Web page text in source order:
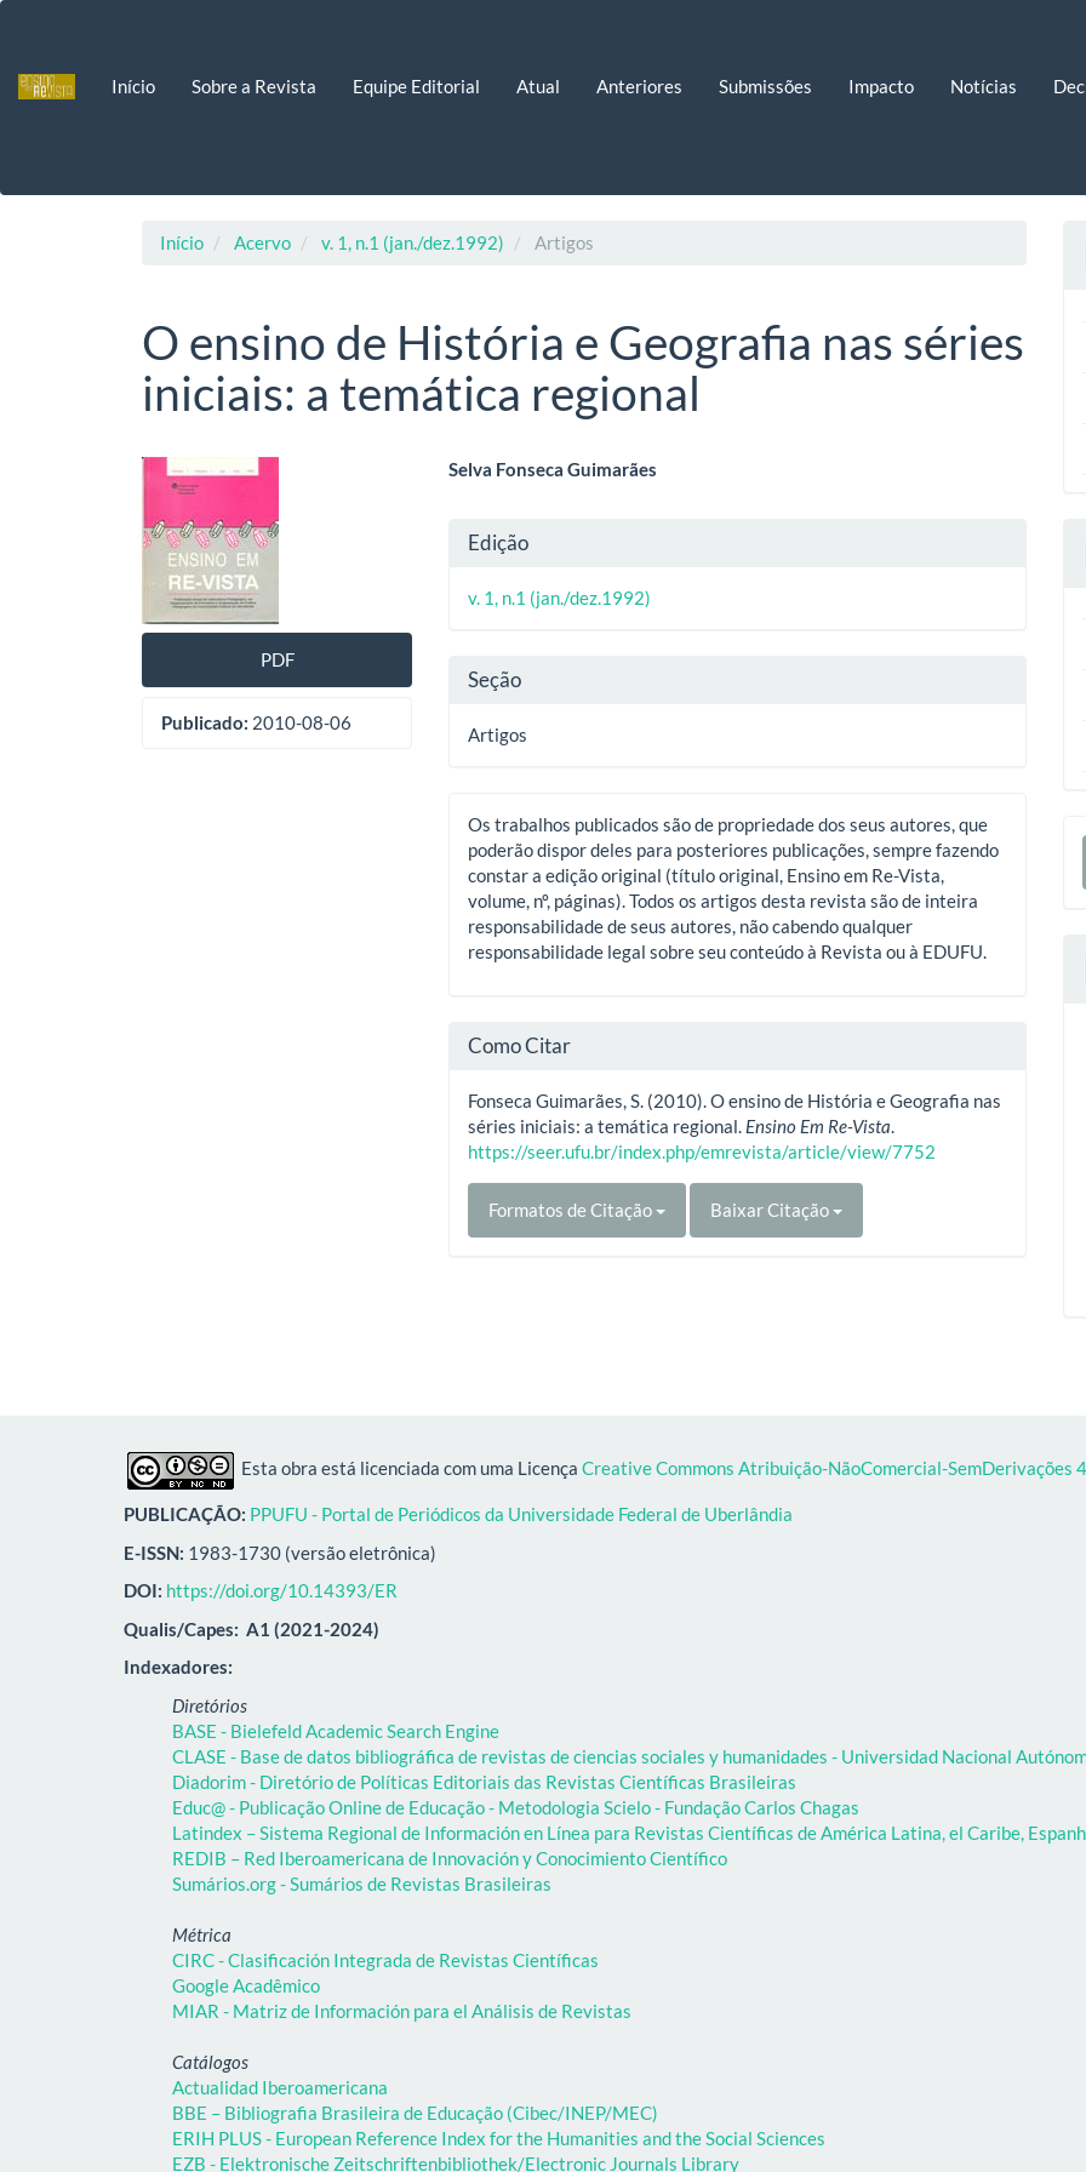
principalInício Sobre a Revista Equipe Editorial Atual Anteriores Submissões Impacto Notícias
Início Acervo v. 1, n.1 (jan./dez.1992) Artigos
O ensino de História e Geografia nas séries
iniciais: a temática regional
Barra
lateral
de
artigos
PDF
Publicado: 2010-08-06
Conteúdo
artigo
principal
Selva Fonseca Guimarães
Detalhes
do
artigo
Edição
v. 1, n.1 (jan./dez.1992)
Seção
Artigos
Os trabalhos publicados são de propriedade dos seus autores, que
poderão dispor deles para posteriores publicações, sempre fazendo
constar a edição original (título original, Ensino em Re-Vista,
volume, nº, páginas). Todos os artigos desta revista são de inteira
responsabilidade de seus autores, não cabendo qualquer
responsabilidade legal sobre seu conteúdo à Revista ou à EDUFU.
Como Citar
Fonseca Guimarães, S. (2010). O ensino de História e Geografia nas
séries iniciais: a temática regional. Ensino Em Re-Vista.
https://seer.ufu.br/index.php/emrevista/article/view/7752
Formatos de Citação Baixar Citação
Esta obra está licenciada com uma Licença Creative Commons Atribuição-NãoComercial-SemDerivações
PUBLICAÇÃO: PPUFU - Portal de Periódicos da Universidade Federal de Uberlândia
E-ISSN: 1983-1730 (versão eletrônica)
DOI: https://doi.org/10.14393/ER
Qualis/Capes: A1 (2021-2024)
Indexadores:
Diretórios
BASE - Bielefeld Academic Search Engine
CLASE - Base de datos bibliográfica de revistas de ciencias sociales y humanidades - Universidad Nacional
Diadorim - Diretório de Políticas Editoriais das Revistas Científicas Brasileiras
Educ@ - Publicação Online de Educação - Metodologia Scielo - Fundação Carlos Chagas
Latindex – Sistema Regional de Información en Línea para Revistas Científicas de América Latina, el Caribe,
REDIB – Red Iberoamericana de Innovación y Conocimiento Científico
Sumários.org - Sumários de Revistas Brasileiras
Métrica
CIRC - Clasificación Integrada de Revistas Científicas
Google Acadêmico
MIAR - Matriz de Información para el Análisis de Revistas
Catálogos
Actualidad Iberoamericana
BBE – Bibliografia Brasileira de Educação (Cibec/INEP/MEC)
ERIH PLUS - European Reference Index for the Humanities and the Social Sciences
EZB - Elektronische Zeitschriftenbibliothek/Electronic Journals Library